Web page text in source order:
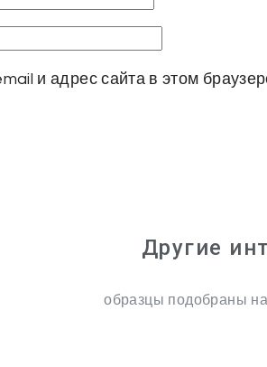
и адрес сайта в этом
Другие
образцы подобраны